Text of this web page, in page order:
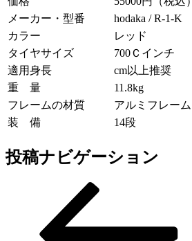
メーカー・型番
hodaka / R-1-K
カラー
レッド
タイヤサイズ
700Ｃインチ
適用身長
cm以上推奨
重 量
11.8kg
フレームの材質
アルミフレーム
装 備
14段
投稿ナビゲーション